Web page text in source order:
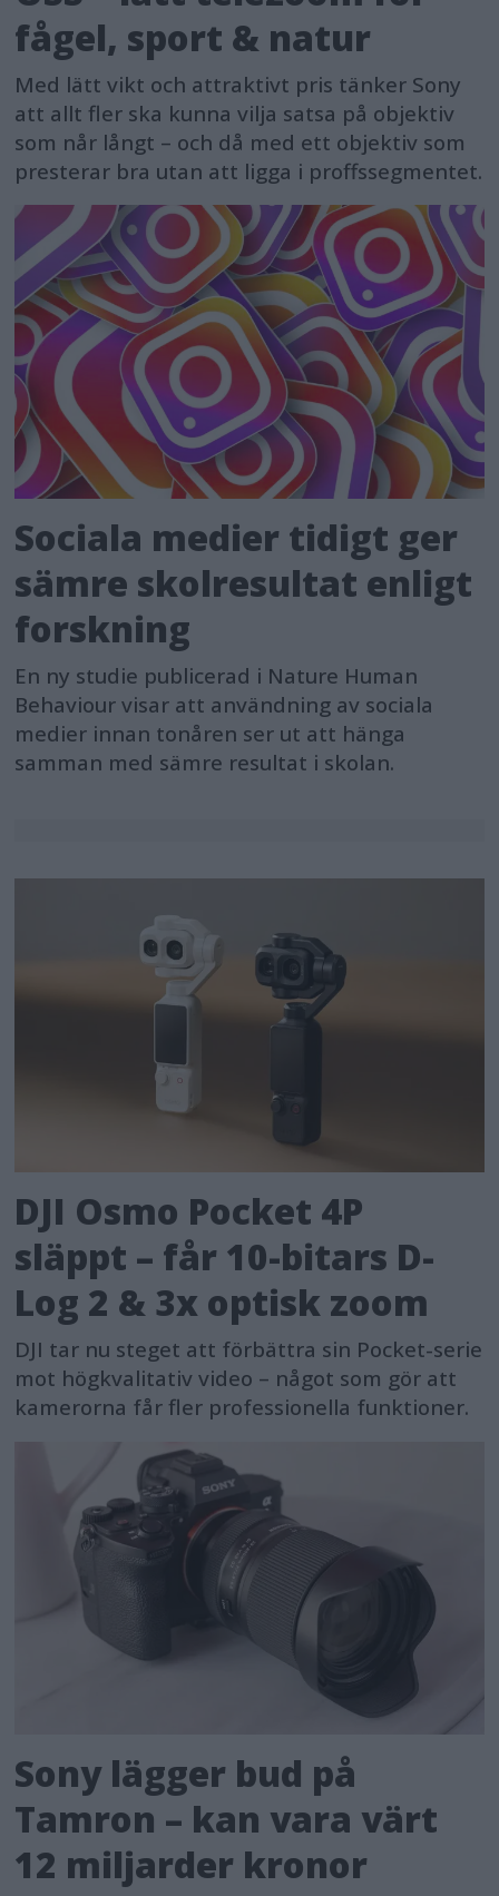
fågel, sport & natur
Med lätt vikt och attraktivt pris tänker Sony
att allt fler ska kunna vilja satsa på objektiv
som når långt – och då med ett objektiv som
presterar bra utan att ligga i proffssegmentet.
Sociala medier tidigt ger
sämre skolresultat enligt
forskning
En ny studie publicerad i Nature Human
Behaviour visar att användning av sociala
medier innan tonåren ser ut att hänga
samman med sämre resultat i skolan.
DJI Osmo Pocket 4P
släppt – får 10-bitars D-
Log 2 & 3x optisk zoom
DJI tar nu steget att förbättra sin Pocket-serie
mot högkvalitativ video – något som gör att
kamerorna får fler professionella funktioner.
Sony lägger bud på
Tamron – kan vara värt
12 miljarder kronor